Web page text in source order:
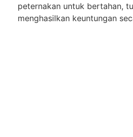
peternakan untuk bertahan,
menghasilkan keuntungan